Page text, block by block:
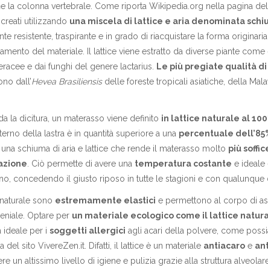
la colonna vertebrale. Come riporta Wikipedia.org nella pagina
utilizzando una miscela di lattice e aria denominata
resistente, traspirante e in grado di riacquistare la forma
del materiale. Il lattice viene estratto da diverse piante
e dai funghi del genere lactarius.
Le più pregiate qualità
dall’Hevea Brasiliensis delle foreste tropicali asiatiche, della
la dicitura, un materasso viene definito in lattice naturale al
della lastra è in quantità superiore a una percentuale
schiuma di aria e lattice che rende il materasso molto più
. Ciò permette di avere una temperatura costante e ideale
concedendo il giusto riposo in tutte le stagioni e con qualunque
sono estremamente elastici e permettono al corpo di
Optare per un materiale ecologico come il lattice
ideale per i soggetti allergici agli acari della polvere, come
del sito VivereZen.it. Difatti, il lattice è un materiale antiacaro e
un altissimo livello di igiene e pulizia grazie alla struttura